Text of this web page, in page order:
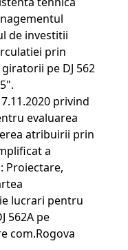
de investitii
prin
pe DJ 562
privind
evaluarea
atribuirii prin
a
Proiectare,
lucrari pentru
562A pe
com.Rogova